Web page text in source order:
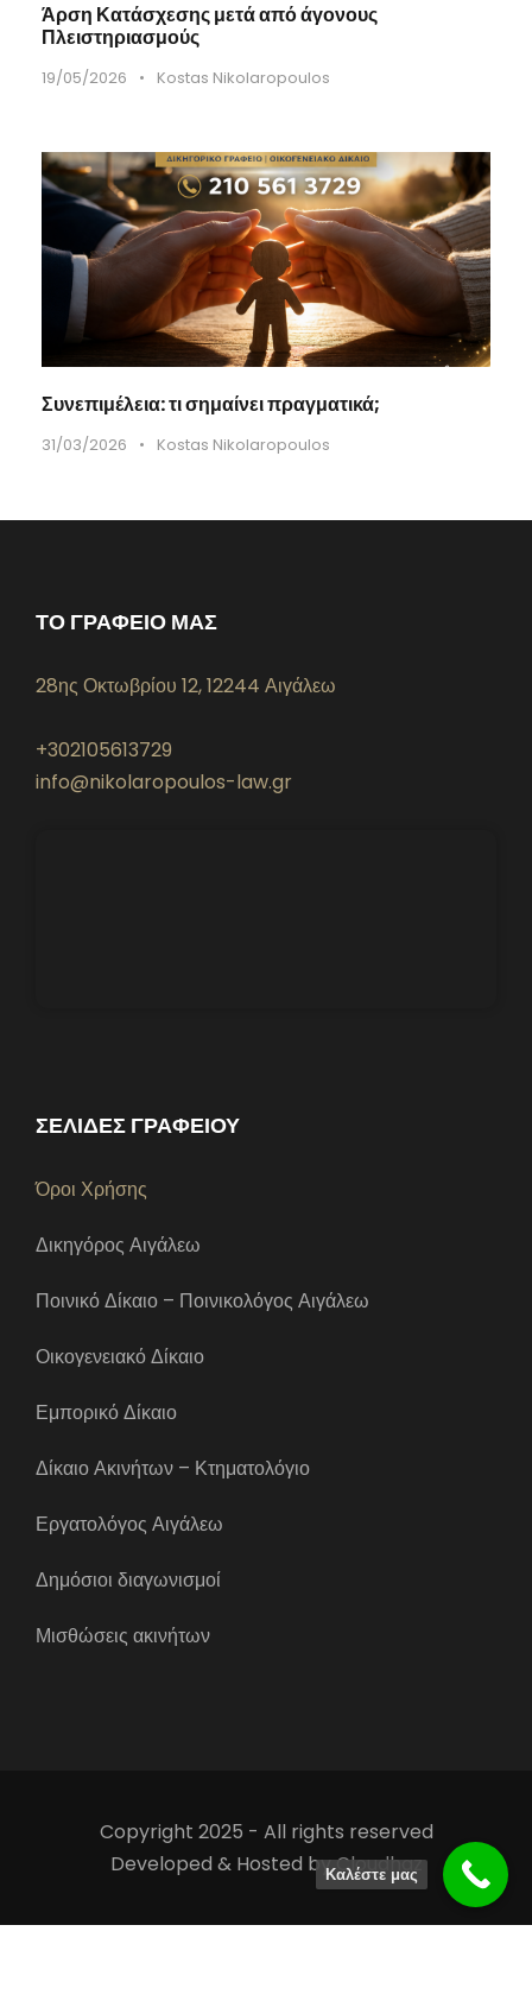
Άρση Κατάσχεσης μετά από άγονους
Πλειστηριασμούς
19/05/2026 • Kostas Nikolaropoulos
Συνεπιμέλεια: τι σημαίνει πραγματικά;
31/03/2026 • Kostas Nikolaropoulos
ΤΟ ΓΡΑΦΕΙΟ ΜΑΣ
28ης Οκτωβρίου 12, 12244 Αιγάλεω
+302105613729
info@nikolaropoulos-law.gr
ΣΕΛΙΔΕΣ ΓΡΑΦΕΙΟΥ
Όροι Χρήσης
Δικηγόρος Αιγάλεω
Ποινικό Δίκαιο – Ποινικολόγος Αιγάλεω
Οικογενειακό Δίκαιο
Εμπορικό Δίκαιο
Δίκαιο Ακινήτων – Κτηματολόγιο
Εργατολόγος Αιγάλεω
Δημόσιοι διαγωνισμοί
Μισθώσεις ακινήτων
Copyright 2025 - All rights reserved
Developed & Hosted byCloudhaz
Καλέστε μας